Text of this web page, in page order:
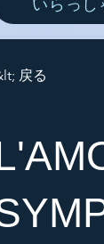
戻る